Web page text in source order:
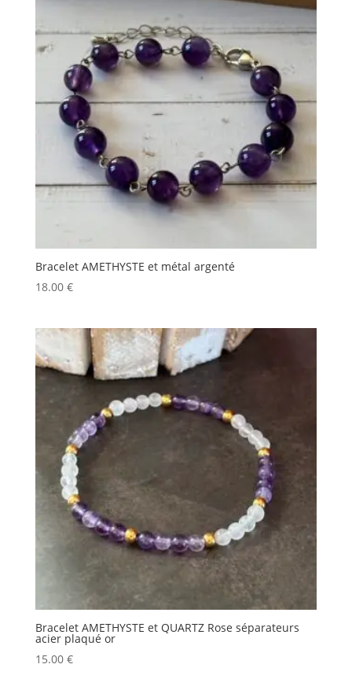
Bracelet AMETHYSTE et métal argenté
18.00 €
Bracelet AMETHYSTE et QUARTZ Rose séparateurs
acier plaqué or
15.00 €